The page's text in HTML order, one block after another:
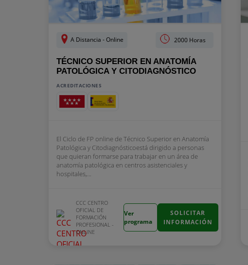
A Distancia - Online 2000 Horas
TÉCNICO SUPERIOR EN ANATOMÍA
PATOLÓGICA Y CITODIAGNÓSTICO
ACREDITACIONES
El Ciclo de FP online de Técnico Superior en Anatomía
Patológica y Citodiagnósticoestá dirigido a personas
que quieran formarse para trabajar en un área de
anatomía patológica en centros asistenciales y
hospitales,...
CCC CENTRO
OFICIAL DE
FORMACIÓN
PROFESIONAL -
ONLINE
Ver
programa
SOLICITAR
INFORMACIÓN